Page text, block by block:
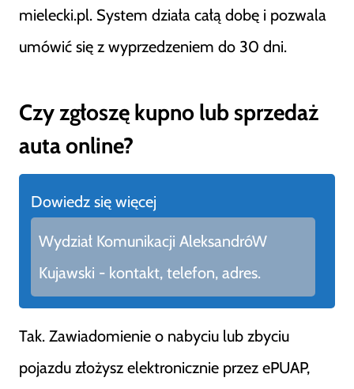
mielecki.pl. System działa całą dobę i pozwala
umówić się z wyprzedzeniem do 30 dni.
Czy zgłoszę kupno lub sprzedaż
auta online?
Dowiedz się więcej
Wydział Komunikacji AleksandróW
Kujawski - kontakt, telefon, adres.
Tak. Zawiadomienie o nabyciu lub zbyciu
pojazdu złożysz elektronicznie przez ePUAP,